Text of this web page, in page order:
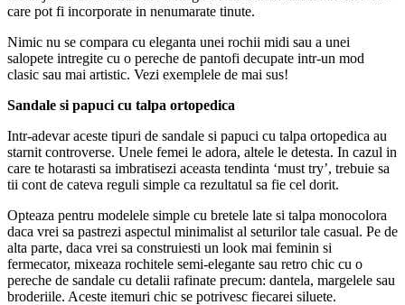
care pot fi incorporate in nenumarate tinute.
Nimic nu se compara cu eleganta unei rochii midi sau a unei
salopete intregite cu o pereche de pantofi decupate intr-un mod
clasic sau mai artistic. Vezi exemplele de mai sus!
Sandale si papuci cu talpa ortopedica
Intr-adevar aceste tipuri de sandale si papuci cu talpa ortopedica au
starnit controverse. Unele femei le adora, altele le detesta. In cazul in
care te hotarasti sa imbratisezi aceasta tendinta ‘must try’, trebuie sa
tii cont de cateva reguli simple ca rezultatul sa fie cel dorit.
Opteaza pentru modelele simple cu bretele late si talpa monocolora
daca vrei sa pastrezi aspectul minimalist al seturilor tale casual. Pe de
alta parte, daca vrei sa construiesti un look mai feminin si
fermecator, mixeaza rochitele semi-elegante sau retro chic cu o
pereche de sandale cu detalii rafinate precum: dantela, margelele sau
broderiile. Aceste itemuri chic se potrivesc fiecarei siluete.